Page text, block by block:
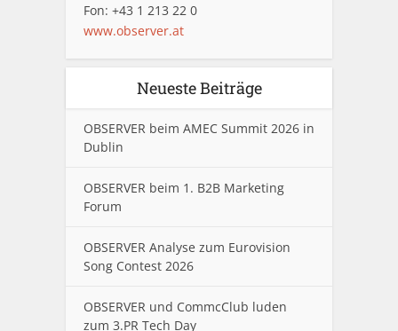
Fon: +43 1 213 22 0
www.observer.at
Neueste Beiträge
OBSERVER beim AMEC Summit 2026 in
Dublin
OBSERVER beim 1. B2B Marketing
Forum
OBSERVER Analyse zum Eurovision
Song Contest 2026
OBSERVER und CommcClub luden
zum 3.PR Tech Day